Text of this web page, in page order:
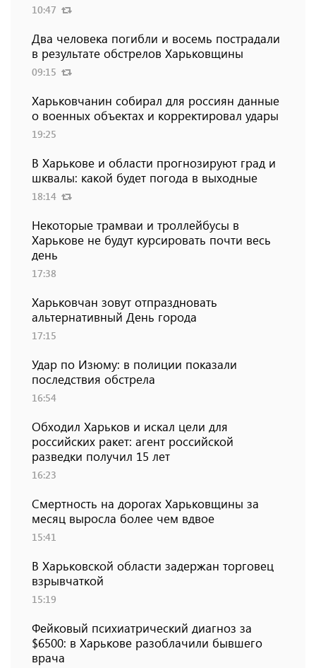
10:47
Два человека погибли и восемь пострадали
в результате обстрелов Харьковщины
09:15
Харьковчанин собирал для россиян данные
о военных объектах и ​​корректировал удары
19:25
В Харькове и области прогнозируют град и
шквалы: какой будет погода в выходные
18:14
Некоторые трамваи и троллейбусы в
Харькове не будут курсировать почти весь
день
17:38
Харьковчан зовут отпраздновать
альтернативный День города
17:15
Удар по Изюму: в полиции показали
последствия обстрела
16:54
Обходил Харьков и искал цели для
российских ракет: агент российской
разведки получил 15 лет
16:23
Смертность на дорогах Харьковщины за
месяц выросла более чем вдвое
15:41
В Харьковской области задержан торговец
взрывчаткой
15:19
Фейковый психиатрический диагноз за
$6500: в Харькове разоблачили бывшего
врача